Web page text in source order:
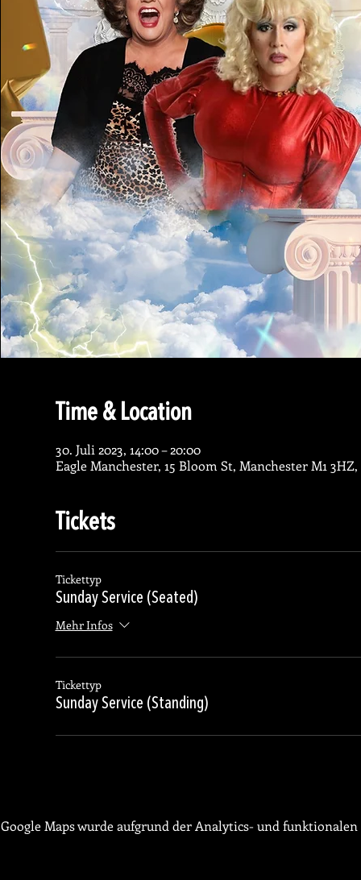
Time & Location
30. Juli 2023, 14:00 – 20:00
Eagle Manchester, 15 Bloom St, Manchester M1 3HZ,
Tickets
Tickettyp
Sunday Service (Seated)
Mehr Infos
Tickettyp
Sunday Service (Standing)
Google Maps wurde aufgrund der Analytics- und